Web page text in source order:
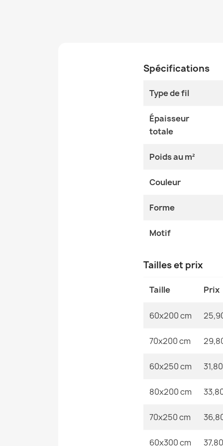
Spécifications
Type de fil
Épaisseur
totale
Poids au m²
Couleur
Forme
Motif
Tailles et prix
Taille Prix
60x200 cm
70x200 cm
60x250 cm
80x200 cm
70x250 cm
60x300 cm